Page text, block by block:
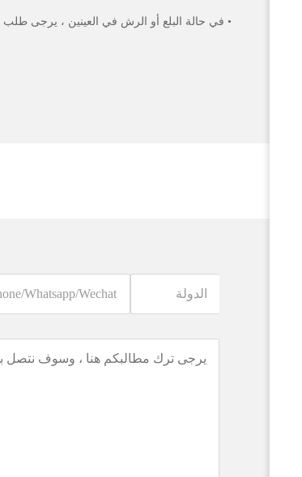
• في حالة البلع أو الرش في العينين ، يرجى طلب